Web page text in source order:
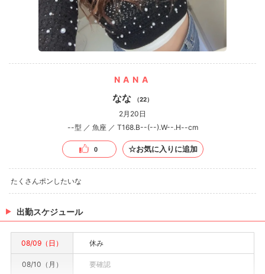
NANA
なな （22）
2月20日
--型 ／ 魚座 ／ T168.B--(--).W--.H--cm
0 ☆お気に入りに追加
たくさんポンしたいな
出勤スケジュール
08/09（日） 休み
08/10（月） 要確認